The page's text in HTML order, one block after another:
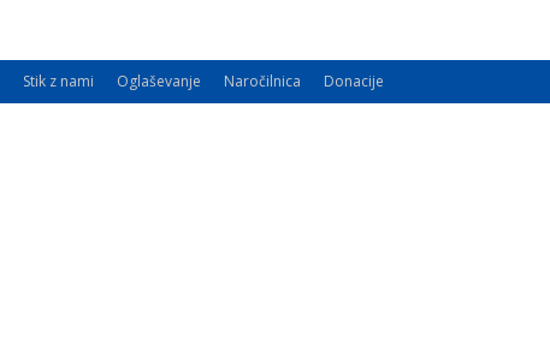
Stik z nami Oglaševanje Naročilnica Donacije